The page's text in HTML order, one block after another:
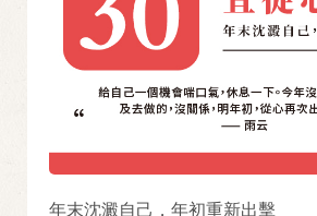
年末沈澱自己，年初重新出擊